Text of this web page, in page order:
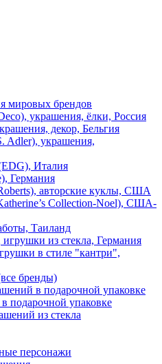
мировых брендов
украшения, ёлки, Россия
декор, Бельгия
Adler), украшения,
Италия
Германия
авторские куклы, США
Collection-Noel), США-
Таиланд
из стекла, Германия
в стиле "кантри",
бренды)
в подарочной упаковке
подарочной упаковке
из стекла
персонажи